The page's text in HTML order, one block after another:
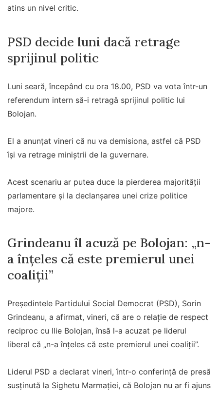
atins un nivel critic.
PSD decide luni dacă retrage
sprijinul politic
Luni seară, începând cu ora 18.00, PSD va vota într-un
referendum intern să-i retragă sprijinul politic lui
Bolojan.
El a anunțat vineri că nu va demisiona, astfel că PSD
își va retrage miniștrii de la guvernare.
Acest scenariu ar putea duce la pierderea majorității
parlamentare și la declanșarea unei crize politice
majore.
Grindeanu îl acuză pe Bolojan: „n-
a înţeles că este premierul unei
coaliţii”
Preşedintele Partidului Social Democrat (PSD), Sorin
Grindeanu, a afirmat, vineri, că are o relaţie de respect
reciproc cu Ilie Bolojan, însă l-a acuzat pe liderul
liberal că „n-a înţeles că este premierul unei coaliţii”.
Liderul PSD a declarat vineri, într-o conferinţă de presă
susţinută la Sighetu Marmaţiei, că Bolojan nu ar fi ajuns